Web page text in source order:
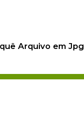
Arquivo em Jpg